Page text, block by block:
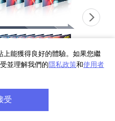
上能獲得良好的體驗。如果您繼
並理解我們的隱私政策和使用者
受